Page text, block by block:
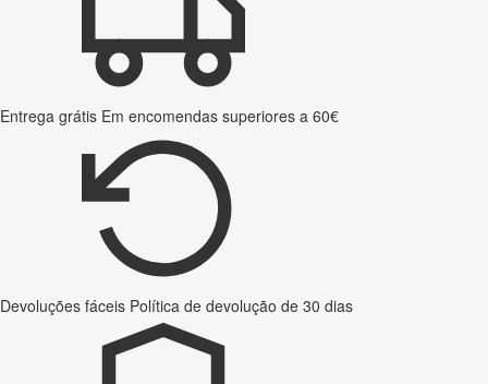
Entrega grátis Em encomendas superiores a 60€
Devoluções fáceis Política de devolução de 30 dias